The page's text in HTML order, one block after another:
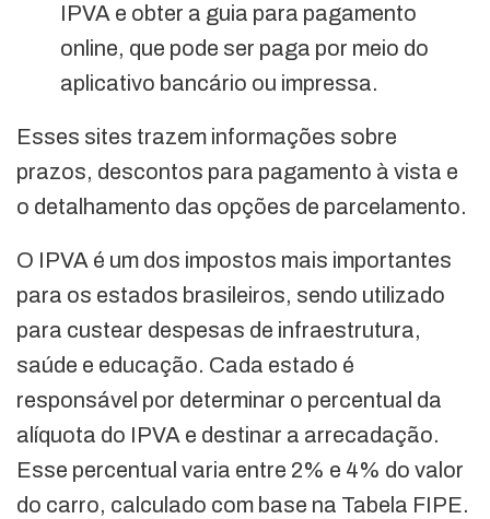
IPVA e obter a guia para pagamento
online, que pode ser paga por meio do
aplicativo bancário ou impressa.
Esses sites trazem informações sobre
prazos, descontos para pagamento à vista e
o detalhamento das opções de parcelamento.
O IPVA é um dos impostos mais importantes
para os estados brasileiros, sendo utilizado
para custear despesas de infraestrutura,
saúde e educação. Cada estado é
responsável por determinar o percentual da
alíquota do IPVA e destinar a arrecadação.
Esse percentual varia entre 2% e 4% do valor
do carro, calculado com base na Tabela FIPE.